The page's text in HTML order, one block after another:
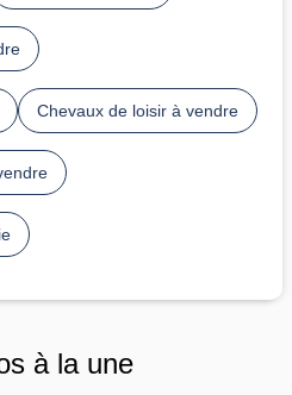
Chevaux de loisir à vendre
à la une